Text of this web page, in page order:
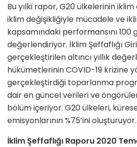
Bu yılki rapor, G20 ülkelerinin
iklim değişikliğiyle mücadele ve
kapsamındaki performansını 100
değerlendiriyor. İklim Şeffaflığı
gerçekleştirilen altıncı yıllık
hükümetlerinin COVID-19 krizine
gerçekleştirdiği toparlanma
dair en güncel verileri ve
bölüm içeriyor. G20 ülkeleri,
emisyonlarının %75’ini oluşturuyor.
İklim Şeffaflığı Raporu 2020